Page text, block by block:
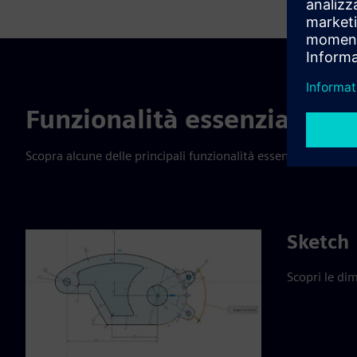
s
c
e
n
Funzionalità essenziali
Scopra alcune delle principali funzionalità essenziali come
Sketch
Scopri le